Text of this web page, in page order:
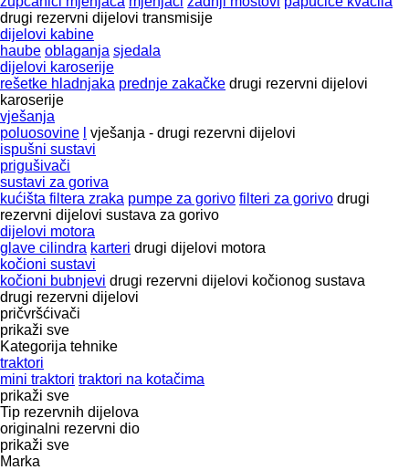
drugi rezervni dijelovi transmisije
dijelovi kabine
haube oblaganja sjedala
dijelovi karoserije
rešetke hladnjaka prednje zakačke drugi rezervni dijelovi
karoserije
vješanja
poluosovine
vješanja - drugi rezervni dijelovi
ispušni sustavi
prigušivači
sustavi za goriva
kućišta filtera zraka pumpe za gorivo filteri za gorivo drugi
rezervni dijelovi sustava za gorivo
dijelovi motora
glave cilindra karteri drugi dijelovi motora
kočioni sustavi
kočioni bubnjevi drugi rezervni dijelovi kočionog sustava
drugi rezervni dijelovi
pričvršćivači
prikaži sve
Kategorija tehnike
traktori
mini traktori traktori na kotačima
prikaži sve
Tip rezervnih dijelova
originalni rezervni dio
prikaži sve
Marka